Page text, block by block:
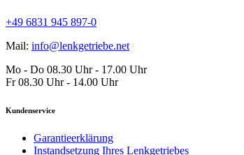
+49 6831 945 897-0
Mail: info@lenkgetriebe.net
Mo - Do 08.30 Uhr - 17.00 Uhr
Fr 08.30 Uhr - 14.00 Uhr
Kundenservice
Garantieerklärung
Instandsetzung Ihres Lenkgetriebes